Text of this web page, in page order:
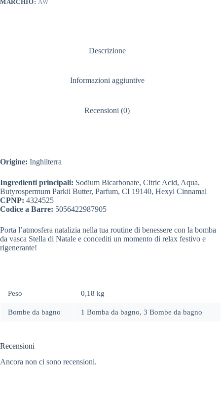
MARCHIO: AW
Descrizione
Informazioni aggiuntive
Recensioni (0)
Origine: Inghilterra
Ingredienti principali: Sodium Bicarbonate, Citric Acid, Aqua,
Butyrospermum Parkii Butter, Parfum, CI 19140, Hexyl Cinnamal
CPNP: 4324525
Codice a Barre: 5056422987905
Porta l’atmosfera natalizia nella tua routine di benessere con la bomba
da vasca Stella di Natale e concediti un momento di relax festivo e
rigenerante!
Peso 0,18 kg
Bombe da bagno 1 Bomba da bagno, 3 Bombe da bagno
Recensioni
Ancora non ci sono recensioni.